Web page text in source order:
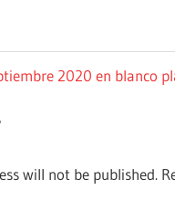
2020 en blanco
will not be published.